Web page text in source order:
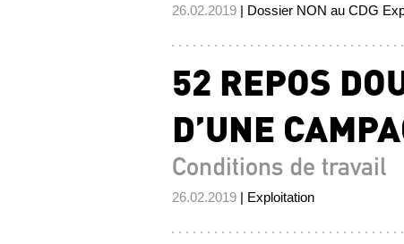
26.02.2019 | Dossier NON au CDG
52 REPOS
D’UNE
Conditions de travail
26.02.2019 | Exploitation